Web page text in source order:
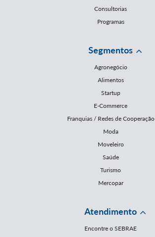
Consultorias
Programas
Segmentos
Agronegócio
Alimentos
Startup
E-Commerce
Franquias / Redes de Cooperação
Moda
Moveleiro
Saúde
Turismo
Mercopar
Atendimento
Encontre o SEBRAE